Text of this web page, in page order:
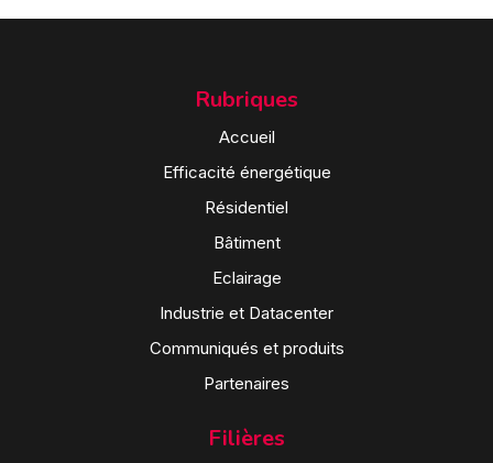
Rubriques
Accueil
Efficacité énergétique
Résidentiel
Bâtiment
Eclairage
Industrie et Datacenter
Communiqués et produits
Partenaires
Filières